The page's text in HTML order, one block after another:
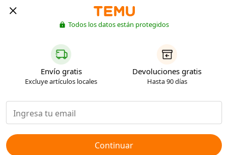
Todos los datos están protegidos
Envío gratis
Excluye artículos locales
Devoluciones gratis
Hasta 90 días
Continuar